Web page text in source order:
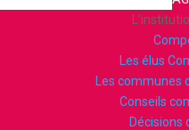
Les élus
Les communes
Conseils
Décisions